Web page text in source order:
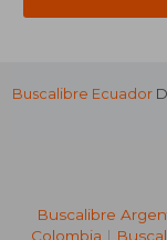
Buscalibre Ecuador
Buscalibre
Colombia |